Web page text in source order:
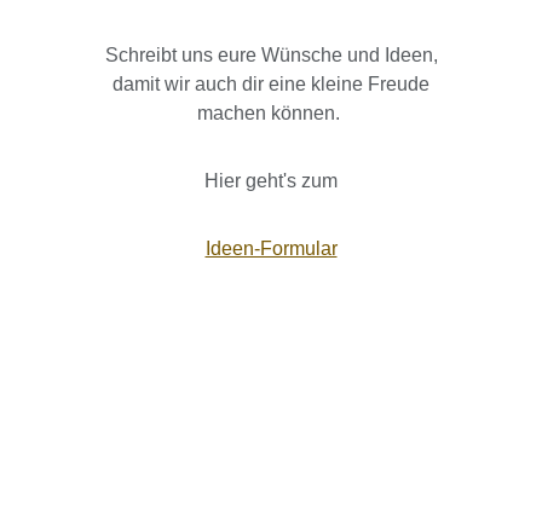
Schreibt uns eure Wünsche und Ideen,
damit wir auch dir eine kleine Freude
machen können.
Hier geht's zum
Ideen-Formular